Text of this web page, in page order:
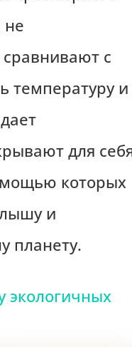
не
с
температуру и
для
которых
и
планету.
экологичных